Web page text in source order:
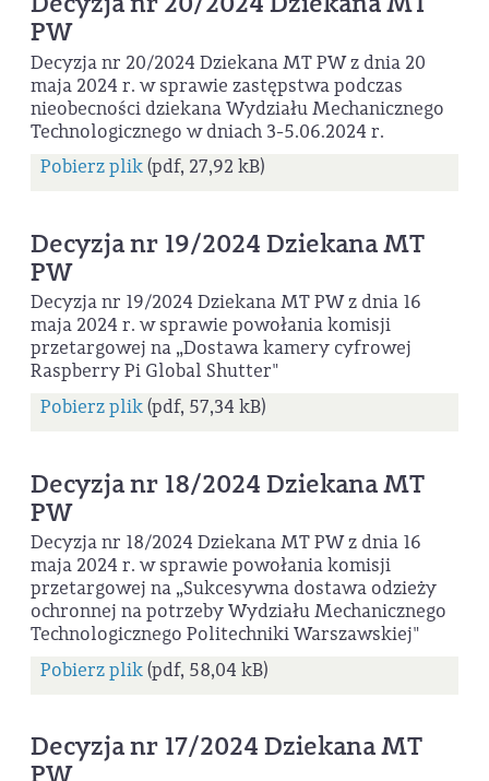
PW
Decyzja nr 20/2024 Dziekana MT PW z dnia 20
maja 2024 r. w sprawie zastępstwa podczas
nieobecności dziekana Wydziału Mechanicznego
Technologicznego w dniach 3-5.06.2024 r.
Pobierz plik(pdf, 27,92 kB)
Decyzja nr 19/2024 Dziekana MT
PW
Decyzja nr 19/2024 Dziekana MT PW z dnia 16
maja 2024 r. w sprawie powołania komisji
przetargowej na „Dostawa kamery cyfrowej
Raspberry Pi Global Shutter"
Pobierz plik(pdf, 57,34 kB)
Decyzja nr 18/2024 Dziekana MT
PW
Decyzja nr 18/2024 Dziekana MT PW z dnia 16
maja 2024 r. w sprawie powołania komisji
przetargowej na „Sukcesywna dostawa odzieży
ochronnej na potrzeby Wydziału Mechanicznego
Technologicznego Politechniki Warszawskiej"
Pobierz plik(pdf, 58,04 kB)
Decyzja nr 17/2024 Dziekana MT